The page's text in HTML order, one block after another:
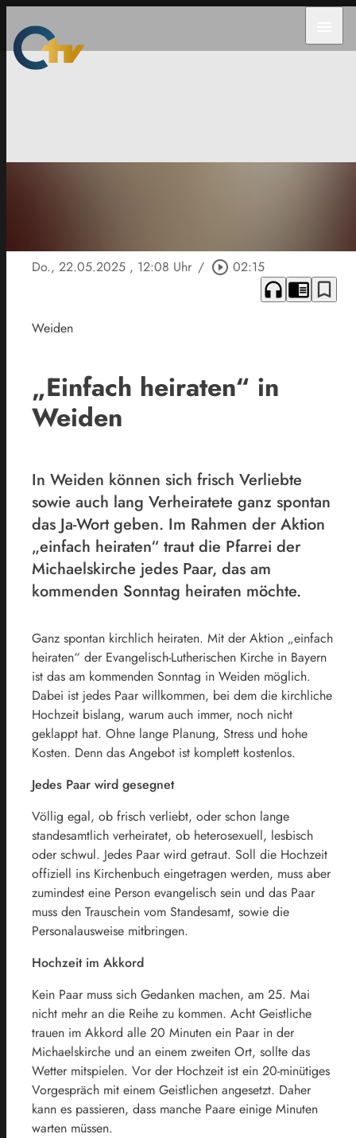
Do., 22.05.2025 , 12:08 Uhr / play_circle_outline 02:15
headphones chrome_reader_mode bookmark_border
Weiden
„Einfach heiraten“ in
Weiden
In Weiden können sich frisch Verliebte
sowie auch lang Verheiratete ganz spontan
das Ja-Wort geben. Im Rahmen der Aktion
„einfach heiraten“ traut die Pfarrei der
Michaelskirche jedes Paar, das am
kommenden Sonntag heiraten möchte.
Ganz spontan kirchlich heiraten. Mit der Aktion „einfach
heiraten“ der Evangelisch-Lutherischen Kirche in Bayern
ist das am kommenden Sonntag in Weiden möglich.
Dabei ist jedes Paar willkommen, bei dem die kirchliche
Hochzeit bislang, warum auch immer, noch nicht
geklappt hat. Ohne lange Planung, Stress und hohe
Kosten. Denn das Angebot ist komplett kostenlos.
Jedes Paar wird gesegnet
Völlig egal, ob frisch verliebt, oder schon lange
standesamtlich verheiratet, ob heterosexuell, lesbisch
oder schwul. Jedes Paar wird getraut. Soll die Hochzeit
offiziell ins Kirchenbuch eingetragen werden, muss aber
zumindest eine Person evangelisch sein und das Paar
muss den Trauschein vom Standesamt, sowie die
Personalausweise mitbringen.
Hochzeit im Akkord
Kein Paar muss sich Gedanken machen, am 25. Mai
nicht mehr an die Reihe zu kommen. Acht Geistliche
trauen im Akkord alle 20 Minuten ein Paar in der
Michaelskirche und an einem zweiten Ort, sollte das
Wetter mitspielen. Vor der Hochzeit ist ein 20-minütiges
Vorgespräch mit einem Geistlichen angesetzt. Daher
kann es passieren, dass manche Paare einige Minuten
warten müssen.